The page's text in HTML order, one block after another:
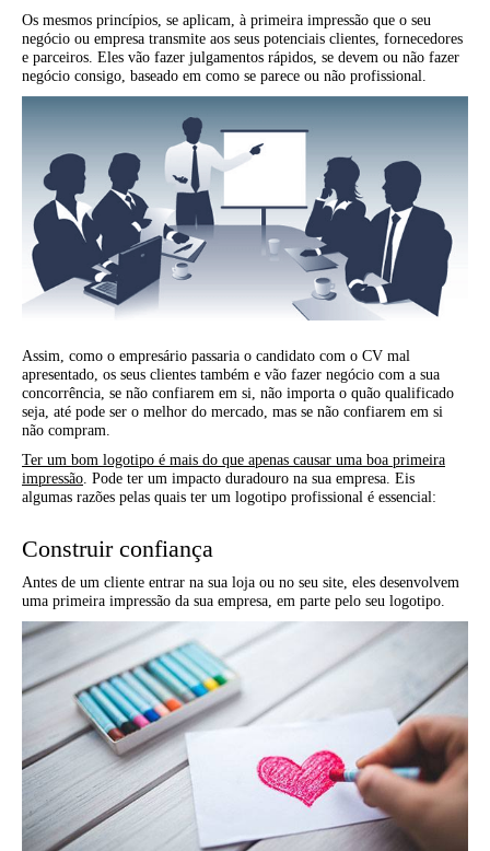
Os mesmos princípios, se aplicam, à primeira impressão que o seu
negócio ou empresa transmite aos seus potenciais clientes, fornecedores
e parceiros. Eles vão fazer julgamentos rápidos, se devem ou não fazer
negócio consigo, baseado em como se parece ou não profissional.
Assim, como o empresário passaria o candidato com o CV mal
apresentado, os seus clientes também e vão fazer negócio com a sua
concorrência, se não confiarem em si, não importa o quão qualificado
seja, até pode ser o melhor do mercado, mas se não confiarem em si
não compram.
Ter um bom logotipo é mais do que apenas causar uma boa primeira
impressão. Pode ter um impacto duradouro na sua empresa. Eis
algumas razões pelas quais ter um logotipo profissional é essencial:
Construir confiança
Antes de um cliente entrar na sua loja ou no seu site, eles desenvolvem
uma primeira impressão da sua empresa, em parte pelo seu logotipo.